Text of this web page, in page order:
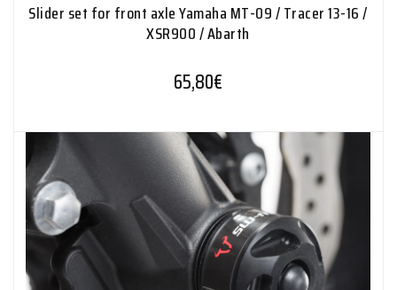
Slider set for front axle Yamaha MT-09 / Tracer 13-16 /
XSR900 / Abarth
65,80€